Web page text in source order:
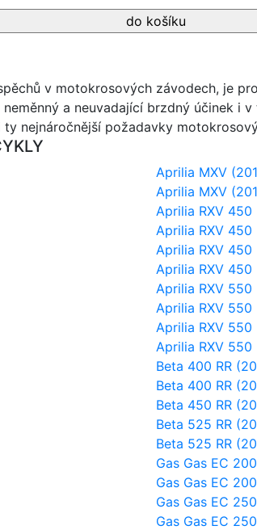
v motokrosových závodech, je
a neuvadající brzdný účinek i
nejnáročnější požadavky
Aprilia MXV
Aprilia MXV
Aprilia RXV 450
Aprilia RXV 450
Aprilia RXV 450
Aprilia RXV 450
Aprilia RXV 550
Aprilia RXV 550
Aprilia RXV 550
Aprilia RXV 550
Beta 400 RR
Beta 400 RR
Beta 450 RR
Beta 525 RR
Beta 525 RR
Gas Gas EC
Gas Gas EC
Gas Gas EC
Gas Gas EC